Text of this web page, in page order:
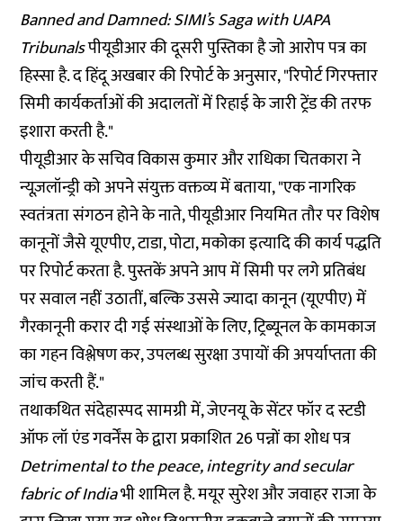
Banned and Damned: SIMI’s Saga with UAPA
Tribunalsपीयूडीआर की दूसरी पुस्तिका है जो आरोप पत्र का
हिस्सा है. द हिंदू अखबार कीरिपोर्टके अनुसार, "रिपोर्ट गिरफ्तार
सिमी कार्यकर्ताओं की अदालतों में रिहाई के जारी ट्रेंड की तरफ
इशारा करती है."
पीयूडीआर के सचिव विकास कुमार और राधिका चितकारा ने
न्यूज़लॉन्ड्री को अपने संयुक्त वक्तव्य में बताया, "एक नागरिक
स्वतंत्रता संगठन होने के नाते, पीयूडीआर नियमित तौर पर विशेष
कानूनों जैसे यूएपीए, टाडा, पोटा, मकोका इत्यादि की कार्य पद्धति
पर रिपोर्ट करता है. पुस्तकें अपने आप में सिमी पर लगे प्रतिबंध
पर सवाल नहीं उठातीं, बल्कि उससे ज्यादा कानून (यूएपीए) में
गैरकानूनी करार दी गई संस्थाओं के लिए, ट्रिब्यूनल के कामकाज
का गहन विश्लेषण कर, उपलब्ध सुरक्षा उपायों की अपर्याप्तता की
जांच करती हैं."
तथाकथित संदेहास्पद सामग्री में, जेएनयू के सेंटर फॉर द स्टडी
ऑफ लॉ एंड गवर्नेंस के द्वारा प्रकाशित 26 पन्नों का शोध पत्र
Detrimental to the peace, integrity and secular
fabric of Indiaभी शामिल है. मयूर सुरेश और जवाहर राजा के